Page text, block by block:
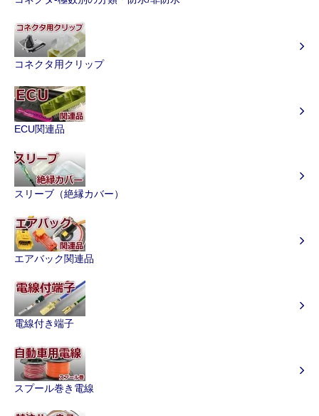
コネクタ用クリップ
ECU関連品
スリーブ（絶縁カバー）
エアバック関連品
電線付き端子
スプール巻き電線